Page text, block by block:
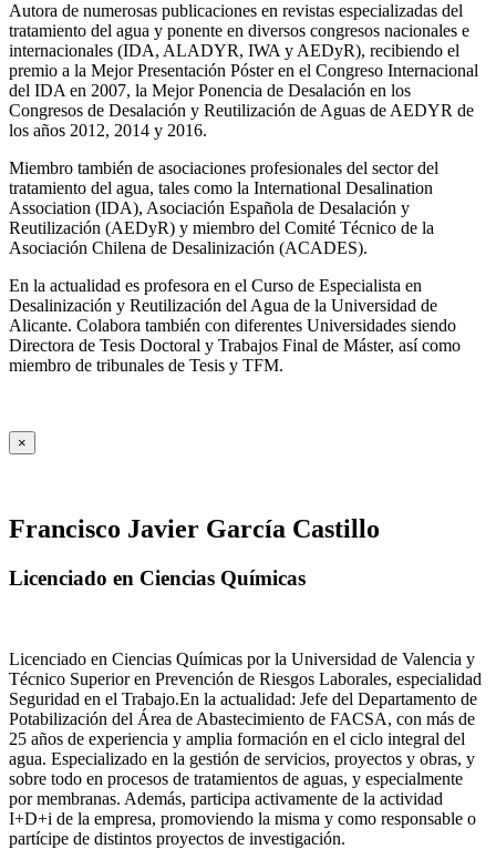
Autora de numerosas publicaciones en revistas especializadas del
tratamiento del agua y ponente en diversos congresos nacionales e
internacionales (IDA, ALADYR, IWA y AEDyR), recibiendo el
premio a la Mejor Presentación Póster en el Congreso Internacional
del IDA en 2007, la Mejor Ponencia de Desalación en los
Congresos de Desalación y Reutilización de Aguas de AEDYR de
los años 2012, 2014 y 2016.
Miembro también de asociaciones profesionales del sector del
tratamiento del agua, tales como la International Desalination
Association (IDA), Asociación Española de Desalación y
Reutilización (AEDyR) y miembro del Comité Técnico de la
Asociación Chilena de Desalinización (ACADES).
En la actualidad es profesora en el Curso de Especialista en
Desalinización y Reutilización del Agua de la Universidad de
Alicante. Colabora también con diferentes Universidades siendo
Directora de Tesis Doctoral y Trabajos Final de Máster, así como
miembro de tribunales de Tesis y TFM.
×
Francisco Javier García Castillo
Licenciado en Ciencias Químicas
Licenciado en Ciencias Químicas por la Universidad de Valencia y
Técnico Superior en Prevención de Riesgos Laborales, especialidad
Seguridad en el Trabajo.En la actualidad: Jefe del Departamento de
Potabilización del Área de Abastecimiento de FACSA, con más de
25 años de experiencia y amplia formación en el ciclo integral del
agua. Especializado en la gestión de servicios, proyectos y obras, y
sobre todo en procesos de tratamientos de aguas, y especialmente
por membranas. Además, participa activamente de la actividad
I+D+i de la empresa, promoviendo la misma y como responsable o
partícipe de distintos proyectos de investigación.